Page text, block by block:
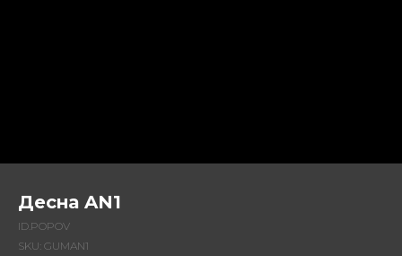
Десна AN1
ID.POPOV
SKU: GUMAN1